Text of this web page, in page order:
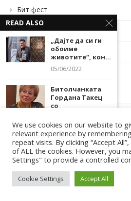
Бит фест
Животен Стил
Интервјуа
Интересни Факти
ИФФК.Браќа Манаки
Миленици
Мода
Настани
READ ALSO
„Дајте да си ги
обоиме
животите“, кон...
05/06/2022
Битолчанката
Гордана Такец
со
признание во...
11/11/2022
Кога младите ја
раскажуваат
својата приказна
преку...
We use cookies on our website to
relevant experience by
repeat visits. By clicking “Accept
of ALL the cookies. However, you
Settings" to provide a controlled
Cookie Settings Accept All